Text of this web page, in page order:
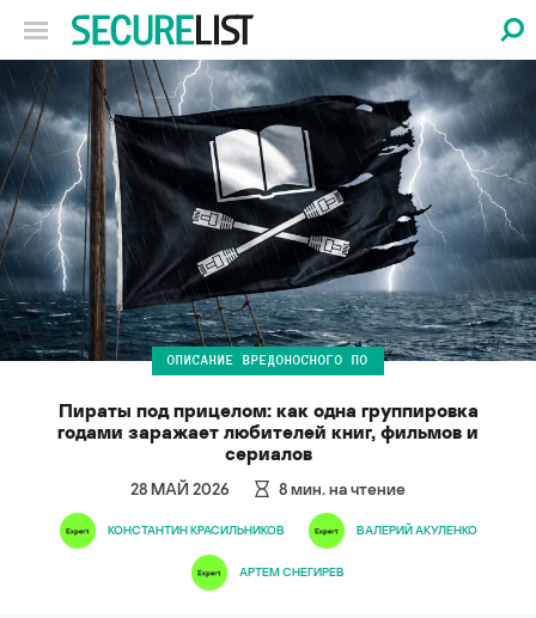
ОПИСАНИЕ ВРЕДОНОСНОГО ПО
Пираты под прицелом: как одна группировка
годами заражает любителей книг, фильмов и
сериалов
28 МАЙ 2026 8мин. на чтение
КОНСТАНТИН КРАСИЛЬНИКОВ ВАЛЕРИЙ АКУЛЕНКО
АРТЕМ СНЕГИРЕВ